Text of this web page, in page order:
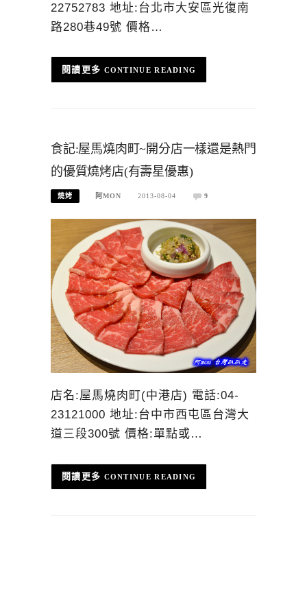
22752783 地址:台北市大安區光復南
路280巷49號 價格…
CONTINUE READING
食記:屋馬燒肉町~開分店一樣還是熱門
的優質燒烤店(有壽星優惠)
燒烤 阿MON 2013-08-04 9
店名:屋馬燒肉町(中港店) 電話:04-
23121000 地址:台中市西屯區台灣大
道三段300號 價格:單點或…
CONTINUE READING